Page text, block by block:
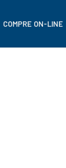
COMPRE ON-LINE